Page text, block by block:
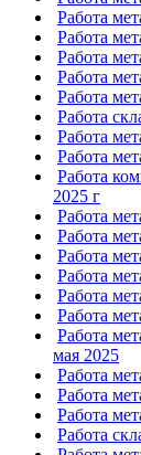
Работа
Работа
Работа
Работа
Работа
Работа
Работа
Работа
Работа
2025 г
Работа
Работа
Работа
Работа
Работа
Работа
Работа
мая 2025
Работа
Работа
Работа
Работа